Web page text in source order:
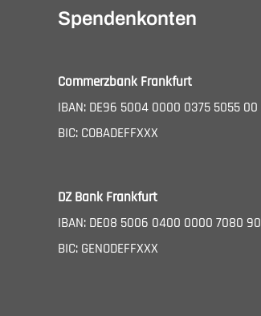
Spendenkonten
Commerzbank Frankfurt
IBAN: DE96 5004 0000 0375 5055 00
BIC: COBADEFFXXX
DZ Bank Frankfurt
IBAN: DE08 5006 0400 0000 7080 90
BIC: GENODEFFXXX